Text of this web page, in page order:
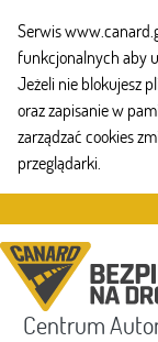
Serwis
funkcjonalnych aby
Jeżeli nie blokujesz
oraz zapisanie w
zarządzać cookies
przeglądarki.
Centrum